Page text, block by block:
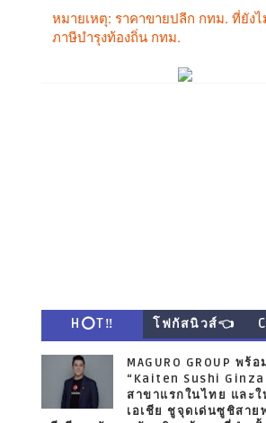
H⭕T‼ โฟกัสนิวส์👈
MAGURO GROUP พร้อ
“Kaiten Sushi Ginza
สาขาแรกในไทย และ
เอเชีย ชูจุดเด่นซูชิสาย